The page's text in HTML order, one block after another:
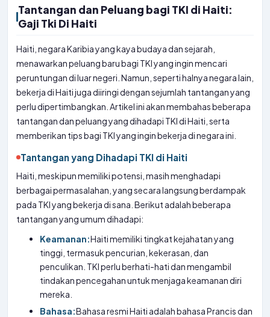
Tantangan dan Peluang bagi TKI di Haiti:
Gaji Tki Di Haiti
Haiti, negara Karibia yang kaya budaya dan sejarah,
menawarkan peluang baru bagi TKI yang ingin mencari
peruntungan di luar negeri. Namun, seperti halnya negara lain,
bekerja di Haiti juga diiringi dengan sejumlah tantangan yang
perlu dipertimbangkan. Artikel ini akan membahas beberapa
tantangan dan peluang yang dihadapi TKI di Haiti, serta
memberikan tips bagi TKI yang ingin bekerja di negara ini.
Tantangan yang Dihadapi TKI di Haiti
Haiti, meskipun memiliki potensi, masih menghadapi
berbagai permasalahan, yang secara langsung berdampak
pada TKI yang bekerja di sana. Berikut adalah beberapa
tantangan yang umum dihadapi:
Keamanan:Haiti memiliki tingkat kejahatan yang
tinggi, termasuk pencurian, kekerasan, dan
penculikan. TKI perlu berhati-hati dan mengambil
tindakan pencegahan untuk menjaga keamanan diri
mereka.
Bahasa:Bahasa resmi Haiti adalah bahasa Prancis dan